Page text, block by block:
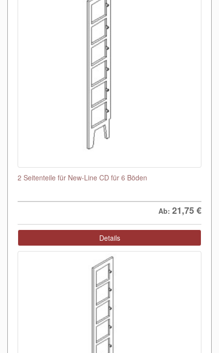
2 Seitenteile für New-Line CD für 6 Böden
Ab: 21,75€
Details